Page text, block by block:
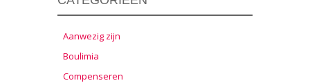
Aanwezig zijn
Boulimia
Compenseren